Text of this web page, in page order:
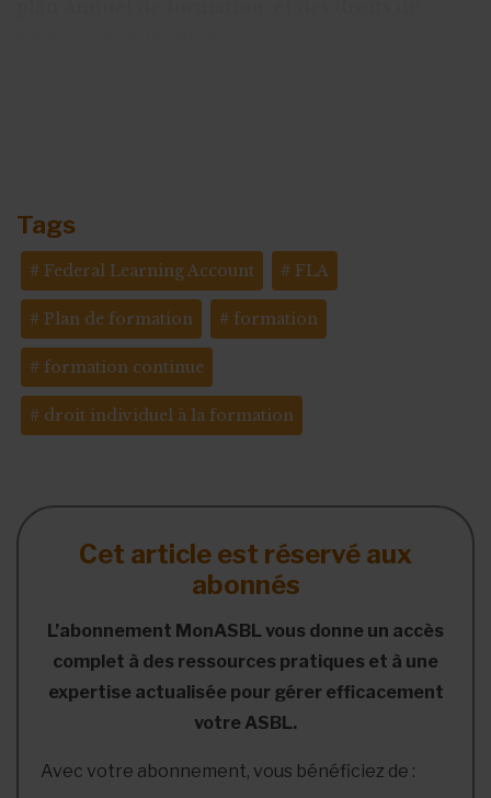
Tags
Federal Learning Account FLA
Plan de formation formation
formation continue
droit individuel à la formation
Cet article est réservé aux
abonnés
L’abonnement MonASBL vous donne un accès
complet à des ressources pratiques et à une
expertise actualisée pour gérer efficacement
votre ASBL.
Avec votre abonnement, vous bénéficiez de :